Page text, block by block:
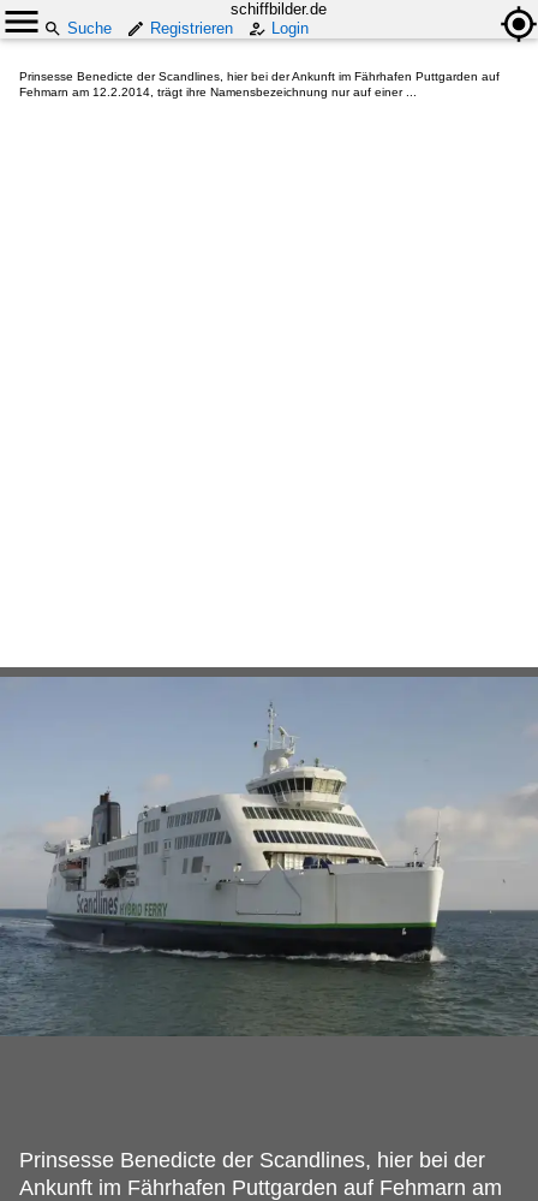
schiffbilder.de
Suche
Registrieren Login
Prinsesse Benedicte der Scandlines, hier bei der Ankunft im Fährhafen Puttgarden auf
Fehmarn am 12.2.2014, trägt ihre Namensbezeichnung nur auf einer ...
Prinsesse Benedicte der Scandlines, hier bei der
Ankunft im Fährhafen Puttgarden auf Fehmarn am